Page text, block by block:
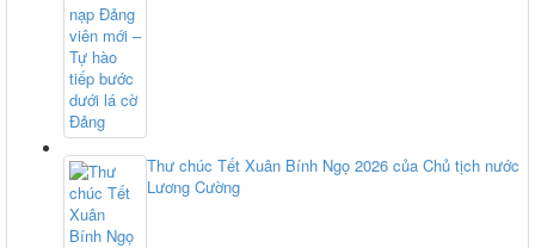
Thư chúc Tết Xuân Bính Ngọ 2026 của Chủ tịch nước
Lương Cường